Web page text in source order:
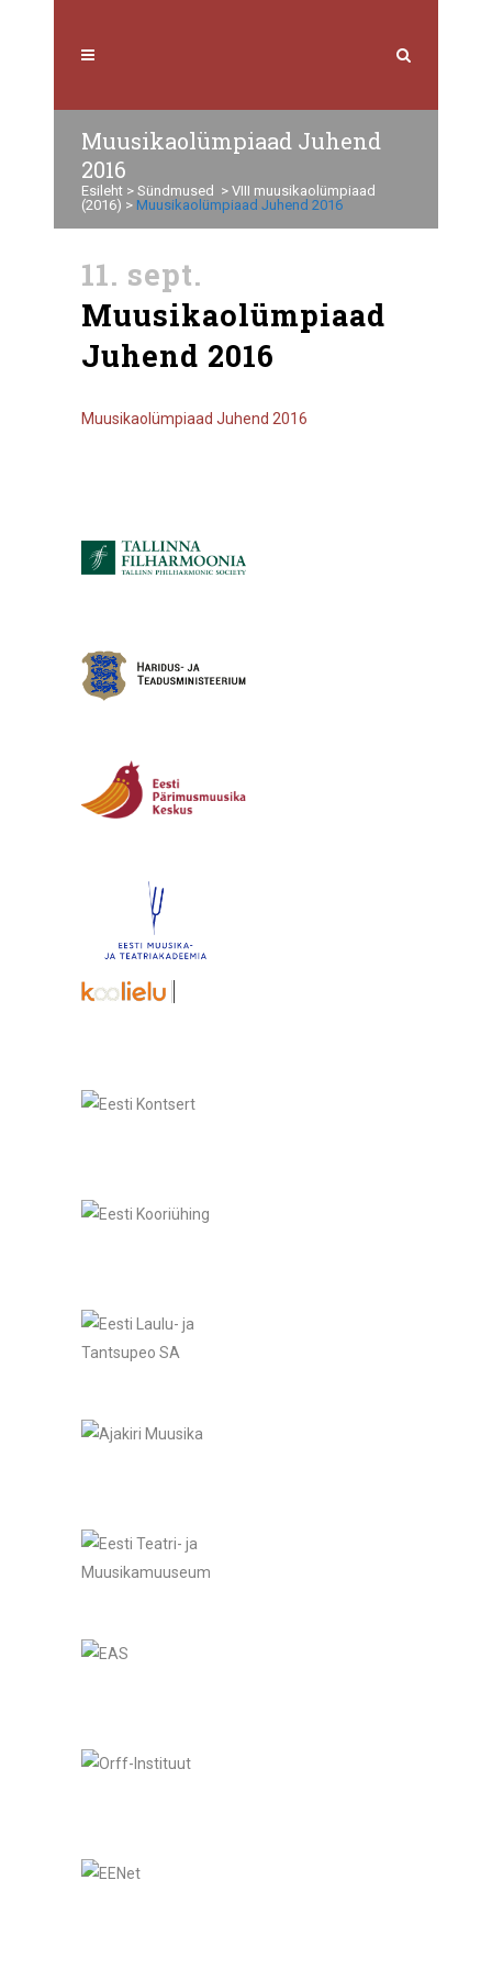
Muusikaolümpiaad Juhend
2016
Esileht > Sündmused > VIII muusikaolümpiaad
(2016) > Muusikaolümpiaad Juhend 2016
11. sept.
Muusikaolümpiaad
Juhend 2016
Muusikaolümpiaad Juhend 2016